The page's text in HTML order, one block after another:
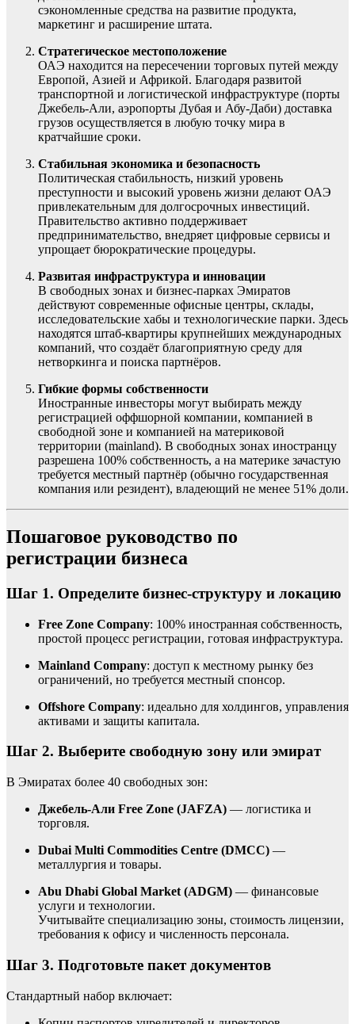
сэкономленные средства на развитие продукта,
маркетинг и расширение штата.
Стратегическое местоположение
ОАЭ находится на пересечении торговых путей между
Европой, Азией и Африкой. Благодаря развитой
транспортной и логистической инфраструктуре (порты
Джебель-Али, аэропорты Дубая и Абу-Даби) доставка
грузов осуществляется в любую точку мира в
кратчайшие сроки.
Стабильная экономика и безопасность
Политическая стабильность, низкий уровень
преступности и высокий уровень жизни делают ОАЭ
привлекательным для долгосрочных инвестиций.
Правительство активно поддерживает
предпринимательство, внедряет цифровые сервисы и
упрощает бюрократические процедуры.
Развитая инфраструктура и инновации
В свободных зонах и бизнес-парках Эмиратов
действуют современные офисные центры, склады,
исследовательские хабы и технологические парки. Здесь
находятся штаб-квартиры крупнейших международных
компаний, что создаёт благоприятную среду для
нетворкинга и поиска партнёров.
Гибкие формы собственности
Иностранные инвесторы могут выбирать между
регистрацией оффшорной компании, компанией в
свободной зоне и компанией на материковой
территории (mainland). В свободных зонах иностранцу
разрешена 100% собственность, а на материке зачастую
требуется местный партнёр (обычно государственная
компания или резидент), владеющий не менее 51% доли.
Пошаговое руководство по
регистрации бизнеса
Шаг 1. Определите бизнес-структуру и локацию
Free Zone Company: 100% иностранная собственность,
простой процесс регистрации, готовая инфраструктура.
Mainland Company: доступ к местному рынку без
ограничений, но требуется местный спонсор.
Offshore Company: идеально для холдингов, управления
активами и защиты капитала.
Шаг 2. Выберите свободную зону или эмират
В Эмиратах более 40 свободных зон:
Джебель-Али Free Zone (JAFZA) — логистика и
торговля.
Dubai Multi Commodities Centre (DMCC) —
металлургия и товары.
Abu Dhabi Global Market (ADGM) — финансовые
услуги и технологии.
Учитывайте специализацию зоны, стоимость лицензии,
требования к офису и численность персонала.
Шаг 3. Подготовьте пакет документов
Стандартный набор включает: